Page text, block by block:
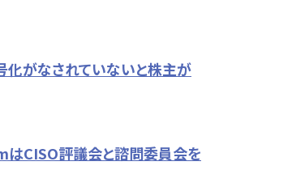
化がなされていないと株主が
はCISO評議会と諮問委員会を